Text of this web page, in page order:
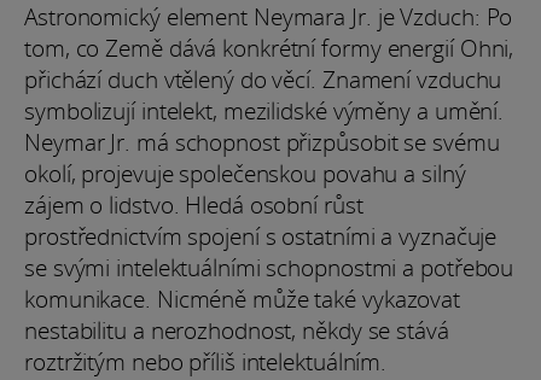
Astronomický element Neymara Jr. je Vzduch: Po
tom, co Země dává konkrétní formy energií Ohni,
přichází duch vtělený do věcí. Znamení vzduchu
symbolizují intelekt, mezilidské výměny a umění.
Neymar Jr. má schopnost přizpůsobit se svému
okolí, projevuje společenskou povahu a silný
zájem o lidstvo. Hledá osobní růst
prostřednictvím spojení s ostatními a vyznačuje
se svými intelektuálními schopnostmi a potřebou
komunikace. Nicméně může také vykazovat
nestabilitu a nerozhodnost, někdy se stává
roztržitým nebo příliš intelektuálním.